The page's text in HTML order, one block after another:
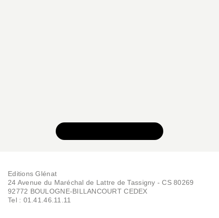
Editions Glénat
24 Avenue du Maréchal de Lattre de Tassigny - CS 80269
92772 BOULOGNE-BILLANCOURT CEDEX
Tel : 01.41.46.11.11